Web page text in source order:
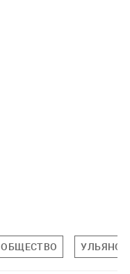
ОБЩЕСТВО